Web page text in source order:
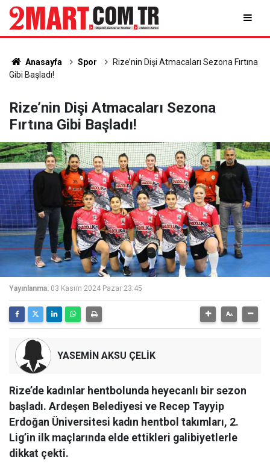
Anasayfa Spor
Rize’nin Dişi Atmacaları Sezona Fırtına
Gibi Başladı!
Rize’nin Dişi Atmacaları Sezona
Fırtına Gibi Başladı!
Yayınlanma: 03 Kasım 2024 Pazar 23:45
YASEMİN AKSU ÇELİK
Rize’de kadınlar hentbolunda heyecanlı bir sezon
başladı. Ardeşen Belediyesi ve Recep Tayyip
Erdoğan Üniversitesi kadın hentbol takımları, 2.
Lig’in ilk maçlarında elde ettikleri galibiyetlerle
dikkat çekti.